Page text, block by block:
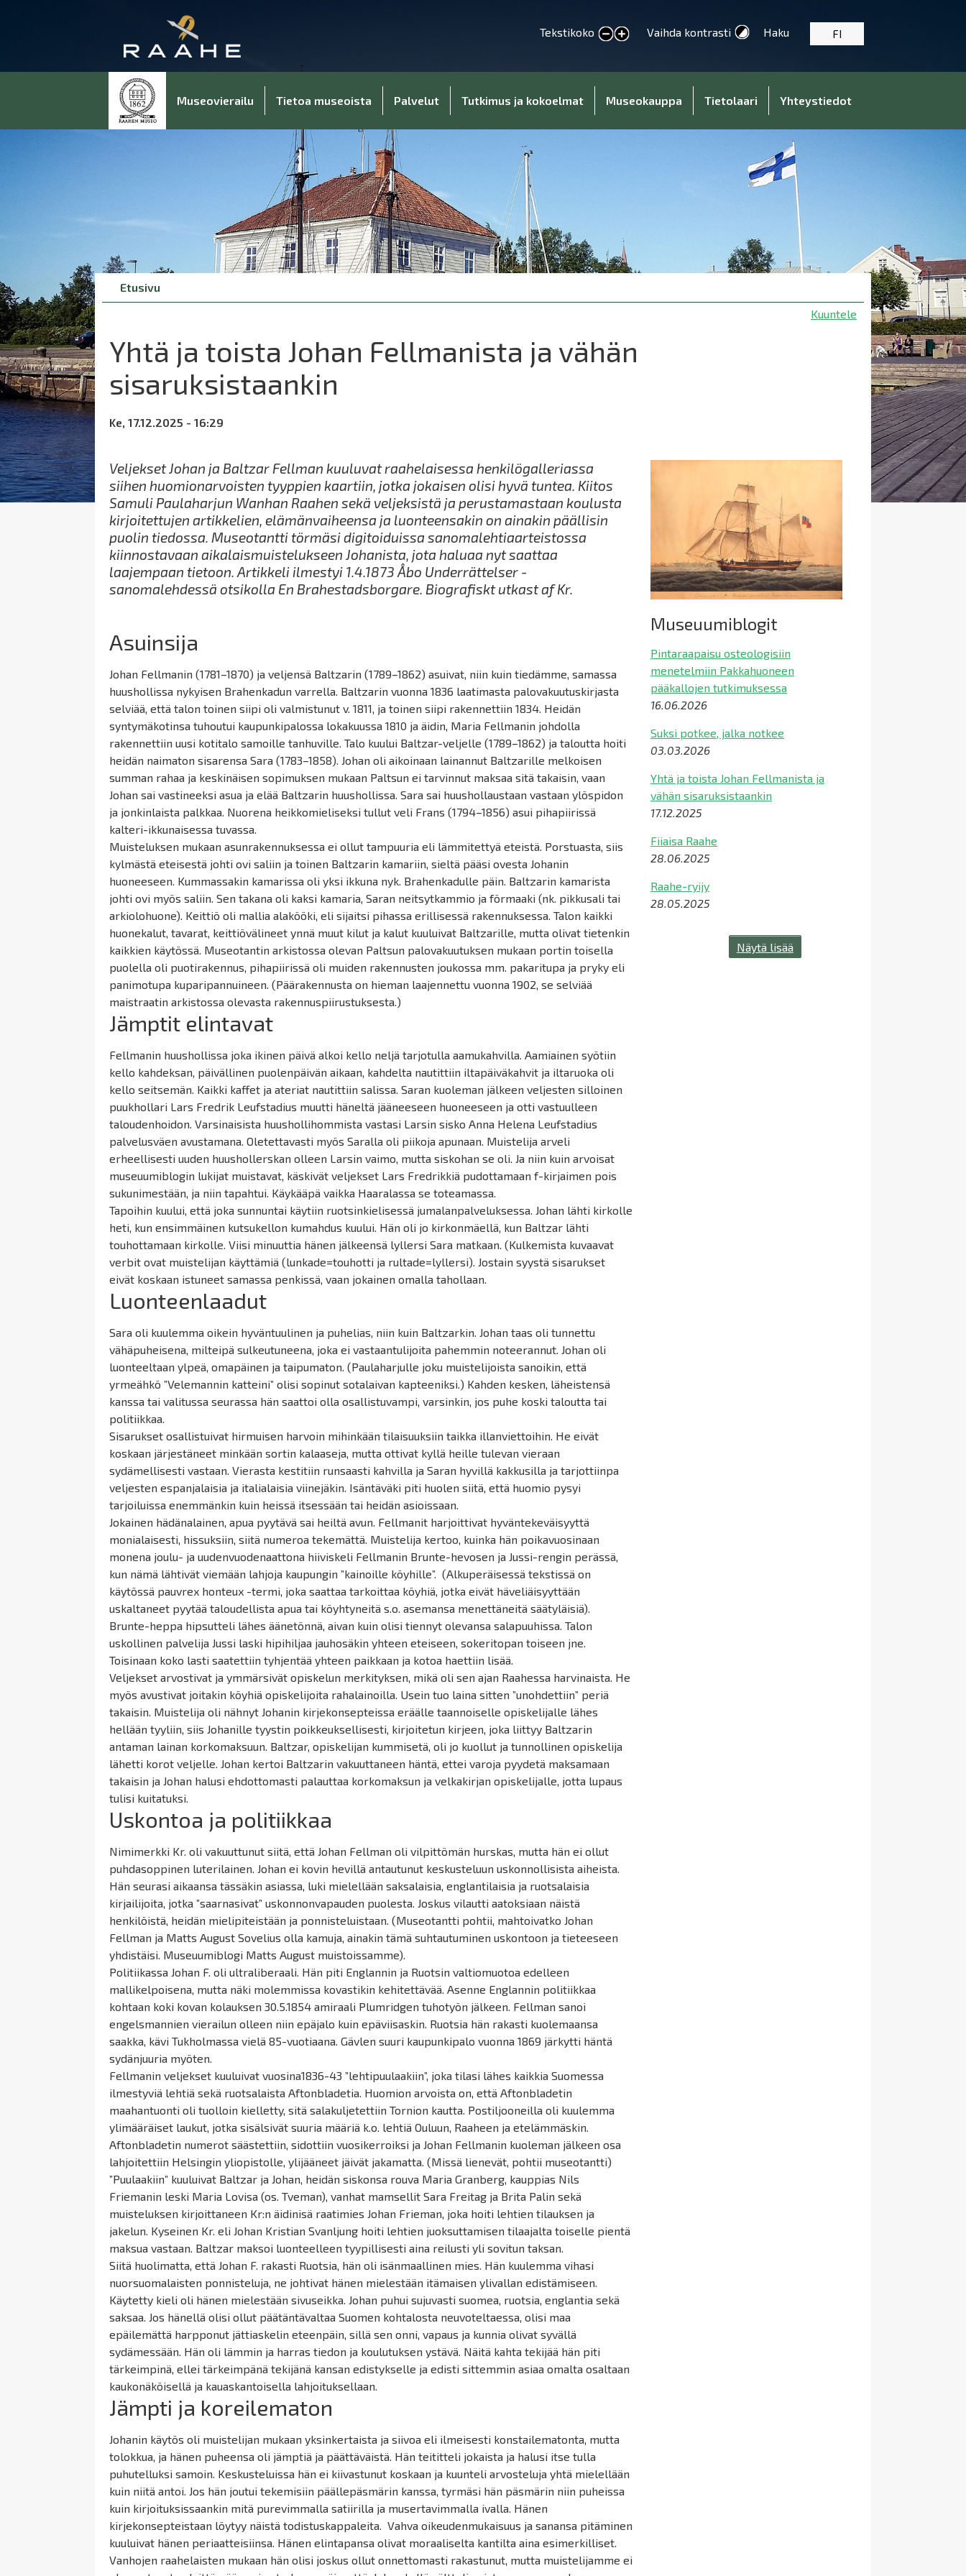
Tekstikoko
Pienennä tekstikokoa
Suurenna tekstikokoa Vaihda kontrasti Haku FI
Museovierailu Tietoa museoista Palvelut Tutkimus ja kokoelmat Museokauppa Tietolaari Yhteystiedot
Breadcrumbs
You
are
Etusivu
Kuuntele
Yhtä ja toista Johan Fellmanista ja vähän
sisaruksistaankin
Ke, 17.12.2025 - 16:29
Veljekset Johan ja Baltzar Fellman kuuluvat raahelaisessa henkilögalleriassa
siihen huomionarvoisten tyyppien kaartiin, jotka jokaisen olisi hyvä tuntea. Kiitos
Samuli Paulaharjun Wanhan Raahen sekä veljeksistä ja perustamastaan koulusta
kirjoitettujen artikkelien, elämänvaiheensa ja luonteensakin on ainakin päällisin
puolin tiedossa. Museotantti törmäsi digitoiduissa sanomalehtiaarteistossa
kiinnostavaan aikalaismuistelukseen Johanista, jota haluaa nyt saattaa
laajempaan tietoon. Artikkeli ilmestyi 1.4.1873 Åbo Underrättelser -
sanomalehdessä otsikolla En Brahestadsborgare. Biografiskt utkastaf Kr.
Asuinsija
Johan Fellmanin (1781–1870) ja veljensä Baltzarin (1789–1862) asuivat, niin kuin tiedämme, samassa
huushollissa nykyisen Brahenkadun varrella. Baltzarin vuonna 1836 laatimasta palovakuutuskirjasta
selviää, että talon toinen siipi oli valmistunut v. 1811, ja toinen siipi rakennettiin 1834. Heidän
syntymäkotinsa tuhoutui kaupunkipalossa lokakuussa 1810 ja äidin, Maria Fellmanin johdolla
rakennettiin uusi kotitalo samoille tanhuville. Talo kuului Baltzar-veljelle (1789–1862) ja taloutta hoiti
heidän naimaton sisarensa Sara (1783–1858). Johan oli aikoinaan lainannut Baltzarille melkoisen
summan rahaa ja keskinäisen sopimuksen mukaan Paltsun ei tarvinnut maksaa sitä takaisin, vaan
Johan sai vastineeksi asua ja elää Baltzarin huushollissa. Sara sai huushollaustaan vastaan ylöspidon
ja jonkinlaista palkkaa. Nuorena heikkomieliseksi tullut veli Frans (1794–1856) asui pihapiirissä
kalteri-ikkunaisessa tuvassa.
Muisteluksen mukaan asunrakennuksessa ei ollut tampuuria eli lämmitettyä eteistä. Porstuasta, siis
kylmästä eteisestä johti ovi saliin ja toinen Baltzarin kamariin, sieltä pääsi ovesta Johanin
huoneeseen. Kummassakin kamarissa oli yksi ikkuna nyk. Brahenkadulle päin. Baltzarin kamarista
johti ovi myös saliin. Sen takana oli kaksi kamaria, Saran neitsytkammio ja förmaaki (nk. pikkusali tai
arkiolohuone). Keittiö oli mallia alakööki, eli sijaitsi pihassa erillisessä rakennuksessa. Talon kaikki
huonekalut, tavarat, keittiövälineet ynnä muut kilut ja kalut kuuluivat Baltzarille, mutta olivat tietenkin
kaikkien käytössä. Museotantin arkistossa olevan Paltsun palovakuutuksen mukaan portin toisella
puolella oli puotirakennus, pihapiirissä oli muiden rakennusten joukossa mm. pakaritupa ja pryky eli
panimotupa kuparipannuineen. (Päärakennusta on hieman laajennettu vuonna 1902, se selviää
maistraatin arkistossa olevasta rakennuspiirustuksesta.)
Jämptit elintavat
Fellmanin huushollissa joka ikinen päivä alkoi kello neljä tarjotulla aamukahvilla. Aamiainen syötiin
kello kahdeksan, päivällinen puolenpäivän aikaan, kahdelta nautittiin iltapäiväkahvit ja iltaruoka oli
kello seitsemän. Kaikki kaffet ja ateriat nautittiin salissa. Saran kuoleman jälkeen veljesten silloinen
puukhollari Lars Fredrik Leufstadius muutti häneltä jääneeseen huoneeseen ja otti vastuulleen
taloudenhoidon. Varsinaisista huushollihommista vastasi Larsin sisko Anna Helena Leufstadius
palvelusväen avustamana. Oletettavasti myös Saralla oli piikoja apunaan. Muistelija arveli
erheellisesti uuden huushollerskan olleen Larsin vaimo, mutta siskohan se oli. Ja niin kuin arvoisat
museuumiblogin lukijat muistavat, käskivät veljekset Lars Fredrikkiä pudottamaan f-kirjaimen pois
sukunimestään, ja niin tapahtui. Käykääpä vaikka Haaralassa se toteamassa.
Tapoihin kuului, että joka sunnuntai käytiin ruotsinkielisessä jumalanpalveluksessa. Johan lähti kirkolle
heti, kun ensimmäinen kutsukellon kumahdus kuului. Hän oli jo kirkonmäellä, kun Baltzar lähti
touhottamaan kirkolle. Viisi minuuttia hänen jälkeensä lyllersi Sara matkaan. (Kulkemista kuvaavat
verbit ovat muistelijan käyttämiä (lunkade=touhotti ja rultade=lyllersi). Jostain syystä sisarukset
eivät koskaan istuneet samassa penkissä, vaan jokainen omalla tahollaan.
Luonteenlaadut
Sara oli kuulemma oikein hyväntuulinen ja puhelias, niin kuin Baltzarkin. Johan taas oli tunnettu
vähäpuheisena, milteipä sulkeutuneena, joka ei vastaantulijoita pahemmin noteerannut. Johan oli
luonteeltaan ylpeä, omapäinen ja taipumaton. (Paulaharjulle joku muistelijoista sanoikin, että
yrmeähkö ”Velemannin katteini” olisi sopinut sotalaivan kapteeniksi.) Kahden kesken, läheistensä
kanssa tai valitussa seurassa hän saattoi olla osallistuvampi, varsinkin, jos puhe koski taloutta tai
politiikkaa.
Sisarukset osallistuivat hirmuisen harvoin mihinkään tilaisuuksiin taikka illanviettoihin. He eivät
koskaan järjestäneet minkään sortin kalaaseja, mutta ottivat kyllä heille tulevan vieraan
sydämellisesti vastaan. Vierasta kestitiin runsaasti kahvilla ja Saran hyvillä kakkusilla ja tarjottiinpa
veljesten espanjalaisia ja italialaisia viinejäkin. Isäntäväki piti huolen siitä, että huomio pysyi
tarjoiluissa enemmänkin kuin heissä itsessään tai heidän asioissaan.
Jokainen hädänalainen, apua pyytävä sai heiltä avun. Fellmanit harjoittivat hyväntekeväisyyttä
monialaisesti, hissuksiin, siitä numeroa tekemättä. Muistelija kertoo, kuinka hän poikavuosinaan
monena joulu- ja uudenvuodenaattona hiiviskeli Fellmanin Brunte-hevosen ja Jussi-rengin perässä,
kun nämä lähtivät viemään lahjoja kaupungin ”kainoille köyhille”. (Alkuperäisessä tekstissä on
käytössä pauvrex honteux -termi, joka saattaa tarkoittaa köyhiä, jotka eivät häveliäisyyttään
uskaltaneet pyytää taloudellista apua tai köyhtyneitä s.o. asemansa menettäneitä säätyläisiä).
Brunte-heppa hipsutteli lähes äänetönnä, aivan kuin olisi tiennyt olevansa salapuuhissa. Talon
uskollinen palvelija Jussi laski hipihiljaa jauhosäkin yhteen eteiseen, sokeritopan toiseen jne.
Toisinaan koko lasti saatettiin tyhjentää yhteen paikkaan ja kotoa haettiin lisää.
Veljekset arvostivat ja ymmärsivät opiskelun merkityksen, mikä oli sen ajan Raahessa harvinaista. He
myös avustivat joitakin köyhiä opiskelijoita rahalainoilla. Usein tuo laina sitten ”unohdettiin” periä
takaisin. Muistelija oli nähnyt Johanin kirjekonsepteissa eräälle taannoiselle opiskelijalle lähes
hellään tyyliin, siis Johanille tyystin poikkeuksellisesti, kirjoitetun kirjeen, joka liittyy Baltzarin
antaman lainan korkomaksuun. Baltzar, opiskelijan kummisetä, oli jo kuollut ja tunnollinen opiskelija
lähetti korot veljelle. Johan kertoi Baltzarin vakuuttaneen häntä, ettei varoja pyydetä maksamaan
takaisin ja Johan halusi ehdottomasti palauttaa korkomaksun ja velkakirjan opiskelijalle, jotta lupaus
tulisi kuitatuksi.
Uskontoa ja politiikkaa
Nimimerkki Kr. oli vakuuttunut siitä, että Johan Fellman oli vilpittömän hurskas, mutta hän ei ollut
puhdasoppinen luterilainen. Johan ei kovin hevillä antautunut keskusteluun uskonnollisista aiheista.
Hän seurasi aikaansa tässäkin asiassa, luki mielellään saksalaisia, englantilaisia ja ruotsalaisia
kirjailijoita, jotka ”saarnasivat” uskonnonvapauden puolesta. Joskus vilautti aatoksiaan näistä
henkilöistä, heidän mielipiteistään ja ponnisteluistaan. (Museotantti pohtii, mahtoivatko Johan
Fellman ja Matts August Sovelius olla kamuja, ainakin tämä suhtautuminen uskontoon ja tieteeseen
yhdistäisi. Museuumiblogi Matts August muistoissamme).
Politiikassa Johan F. oli ultraliberaali. Hän piti Englannin ja Ruotsin valtiomuotoa edelleen
mallikelpoisena, mutta näki molemmissa kovastikin kehitettävää. Asenne Englannin politiikkaa
kohtaan koki kovan kolauksen 30.5.1854 amiraali Plumridgen tuhotyön jälkeen. Fellman sanoi
engelsmannien vierailun olleen niin epäjalo kuin epäviisaskin. Ruotsia hän rakasti kuolemaansa
saakka, kävi Tukholmassa vielä 85-vuotiaana. Gävlen suuri kaupunkipalo vuonna 1869 järkytti häntä
sydänjuuria myöten.
Fellmanin veljekset kuuluivat vuosina1836-43 ”lehtipuulaakiin”, joka tilasi lähes kaikkia Suomessa
ilmestyviä lehtiä sekä ruotsalaista Aftonbladetia. Huomion arvoista on, että Aftonbladetin
maahantuonti oli tuolloin kielletty, sitä salakuljetettiin Tornion kautta. Postiljooneilla oli kuulemma
ylimääräiset laukut, jotka sisälsivät suuria määriä k.o. lehtiä Ouluun, Raaheen ja etelämmäskin.
Aftonbladetin numerot säästettiin, sidottiin vuosikerroiksi ja Johan Fellmanin kuoleman jälkeen osa
lahjoitettiin Helsingin yliopistolle, ylijääneet jäivät jakamatta. (Missä lienevät, pohtii museotantti)
”Puulaakiin” kuuluivat Baltzar ja Johan, heidän siskonsa rouva Maria Granberg, kauppias Nils
Friemanin leski Maria Lovisa (os. Tveman), vanhat mamsellit Sara Freitag ja Brita Palin sekä
muisteluksen kirjoittaneen Kr:n äidinisä raatimies Johan Frieman, joka hoiti lehtien tilauksen ja
jakelun. Kyseinen Kr. eli Johan Kristian Svanljung hoiti lehtien juoksuttamisen tilaajalta toiselle pientä
maksua vastaan. Baltzar maksoi luonteelleen tyypillisesti aina reilusti yli sovitun taksan.
Siitä huolimatta, että Johan F. rakasti Ruotsia, hän oli isänmaallinen mies. Hän kuulemma vihasi
nuorsuomalaisten ponnisteluja, ne johtivat hänen mielestään itämaisen ylivallan edistämiseen.
Käytetty kieli oli hänen mielestään sivuseikka. Johan puhui sujuvasti suomea, ruotsia, englantia sekä
saksaa. Jos hänellä olisi ollut päätäntävaltaa Suomen kohtalosta neuvoteltaessa, olisi maa
epäilemättä harpponut jättiaskelin eteenpäin, sillä sen onni, vapaus ja kunnia olivat syvällä
sydämessään. Hän oli lämmin ja harras tiedon ja koulutuksen ystävä. Näitä kahta tekijää hän piti
tärkeimpinä, ellei tärkeimpänä tekijänä kansan edistykselle ja edisti sittemmin asiaa omalta osaltaan
kaukonäköisellä ja kauaskantoisella lahjoituksellaan.
Jämpti ja koreilematon
Johanin käytös oli muistelijan mukaan yksinkertaista ja siivoa eli ilmeisesti konstailematonta, mutta
tolokkua, ja hänen puheensa oli jämptiä ja päättäväistä. Hän teititteli jokaista ja halusi itse tulla
puhutelluksi samoin. Keskusteluissa hän ei kiivastunut koskaan ja kuunteli arvosteluja yhtä mielellään
kuin niitä antoi. Jos hän joutui tekemisiin päällepäsmärin kanssa, tyrmäsi hän päsmärin niin puheissa
kuin kirjoituksissaankin mitä purevimmalla satiirilla ja musertavimmalla ivalla. Hänen
kirjekonsepteistaan löytyy näistä todistuskappaleita. Vahva oikeudenmukaisuus ja sanansa pitäminen
kuuluivat hänen periaatteisiinsa. Hänen elintapansa olivat moraaliselta kantilta aina esimerkilliset.
Vanhojen raahelaisten mukaan hän olisi joskus ollut onnettomasti rakastunut, mutta muistelijamme ei
Museuumiblogit
Pintaraapaisu osteologisiin
menetelmiin Pakkahuoneen
pääkallojen tutkimuksessa
16.06.2026
Suksi potkee, jalka notkee
03.03.2026
Yhtä ja toista Johan Fellmanista ja
vähän sisaruksistaankin
17.12.2025
Fiiaisa Raahe
28.06.2025
Raahe-ryijy
28.05.2025
Näytä lisää